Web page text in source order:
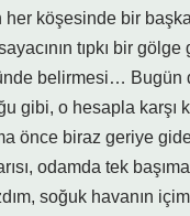
her köşesinde bir
tıpkı bir
belirmesi… Bugün
gibi, o hesapla karşı
önce biraz geriye
odamda tek
soğuk havanın